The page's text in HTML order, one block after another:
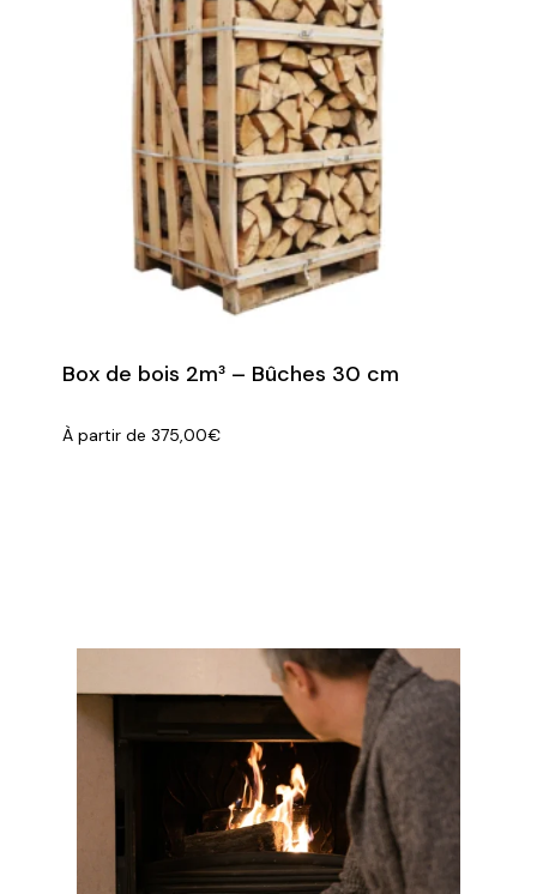
Box de bois 2m³ – Bûches 30 cm
À partir de 375,00€